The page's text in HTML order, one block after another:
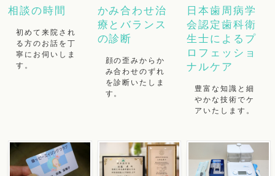
相談の時間
初めて来院され
る方のお話を丁
寧にお伺いしま
す。
かみ合わせ治
療とバランス
の診断
顔の歪みからか
み合わせのずれ
を診断いたしま
す。
日本歯周病学
会認定歯科衛
生士によるプ
ロフェッショ
ナルケア
豊富な知識と細
やかな技術でケ
アいたします。